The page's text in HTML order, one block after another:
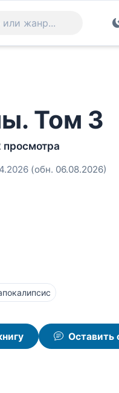
Том 3
просмотра
(обн. 06.08.2026)
Оставить